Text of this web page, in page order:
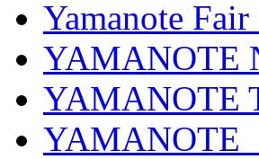
Yamanote Fair
YAMANOTE
YAMANOTE
YAMANOTE